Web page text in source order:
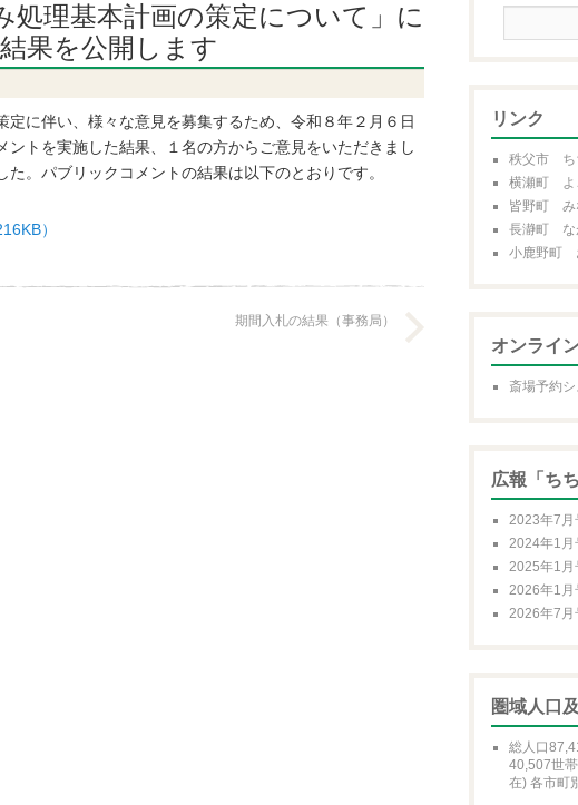
処理基本計画の策定について」に
果を公開します
に伴い、様々な意見を募集するため、令和８年２月６日
ントを実施した結果、１名の方からご意見をいただきまし
。パブリックコメントの結果は以下のとおりです。
）
期間入札の結果（事務局）
リンク
秩父市 ち
横瀬町 よ
皆野町 み
長瀞町 な
小鹿野町
オンライ
斎場予約
広報「ち
2023年7月
2024年1月
2025年1月
2026年1月
2026年7月
圏域人口
総人口
40,507世
在) 各市町